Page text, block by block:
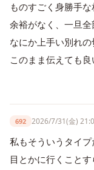
ものすごく身勝手
余裕がなく、一旦
なにか上手い別れ
このまま伝えても
692 2026/7/31(金)
私もそういうタイ
目とかに行くこと